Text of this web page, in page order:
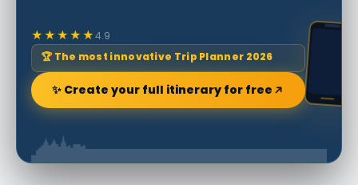
★★★★★4.9
🏆 The most innovative Trip Planner 2026
✨ Create your full itinerary for free